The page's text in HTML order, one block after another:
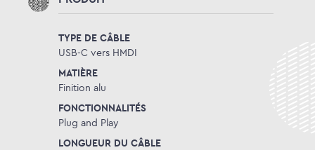
TYPE DE CÂBLE
USB-C vers HMDI
MATIÈRE
Finition alu
FONCTIONNALITÉS
Plug and Play
LONGUEUR DU CÂBLE